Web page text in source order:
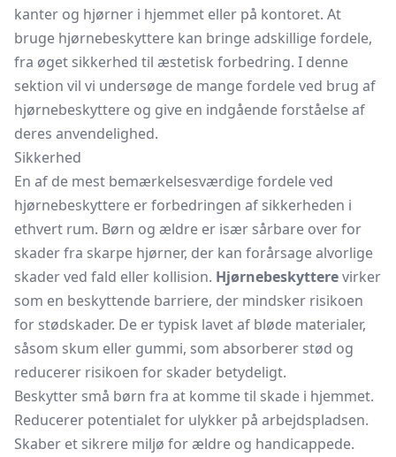
kanter og hjørner i hjemmet eller på kontoret. At
bruge hjørnebeskyttere kan bringe adskillige fordele,
fra øget sikkerhed til æstetisk forbedring. I denne
sektion vil vi undersøge de mange fordele ved brug af
hjørnebeskyttere og give en indgående forståelse af
deres anvendelighed.
Sikkerhed
En af de mest bemærkelsesværdige fordele ved
hjørnebeskyttere er forbedringen af sikkerheden i
ethvert rum. Børn og ældre er især sårbare over for
skader fra skarpe hjørner, der kan forårsage alvorlige
skader ved fald eller kollision. Hjørnebeskytterevirker
som en beskyttende barriere, der mindsker risikoen
for stødskader. De er typisk lavet af bløde materialer,
såsom skum eller gummi, som absorberer stød og
reducerer risikoen for skader betydeligt.
Beskytter små børn fra at komme til skade i hjemmet.
Reducerer potentialet for ulykker på arbejdspladsen.
Skaber et sikrere miljø for ældre og handicappede.